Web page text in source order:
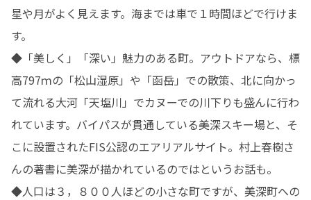
星や月がよく見えます。海までは車で１時間ほどで行けま
す。
◆「美しく」「深い」魅力のある町。アウトドアなら、標
高797ｍの「松山湿原」や「函岳」での散策、北に向かっ
て流れる大河「天塩川」でカヌーでの川下りも盛んに行わ
れています。バイパスが貫通している美深スキー場と、そ
こに設置されたFIS公認のエアリアルサイト。村上春樹さ
んの著書に美深が描かれているのではというお話も。
◆人口は３，８００人ほどの小さな町ですが、美深町への